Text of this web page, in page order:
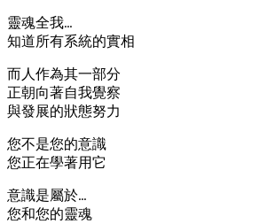
靈魂全我…
知道所有系統的實相
而人作為其一部分
正朝向著自我覺察
與發展的狀態努力
您不是您的意識
您正在學著用它
意識是屬於…
您和您的靈魂